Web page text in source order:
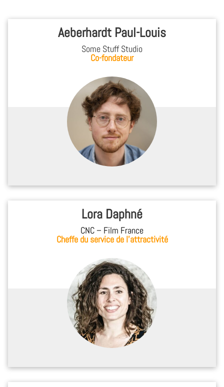
Aeberhardt Paul-Louis
Some Stuff Studio
Co-fondateur
Lora Daphné
CNC – Film France
Cheffe du service de l’attractivité